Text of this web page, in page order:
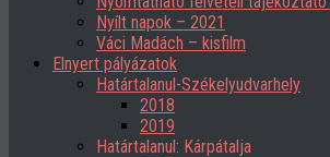
Nyílt napok – 2021
Váci Madách – kisfilm
Elnyert pályázatok
Határtalanul-Székelyudvarhely
2018
2019
Határtalanul: Kárpátalja